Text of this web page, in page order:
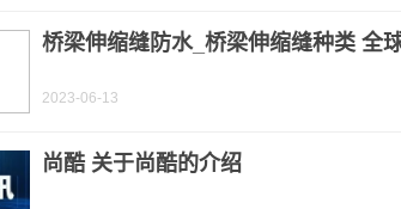
桥梁伸缩缝防水_桥梁伸缩缝种类 全
2023-06-13
尚酷 关于尚酷的介绍